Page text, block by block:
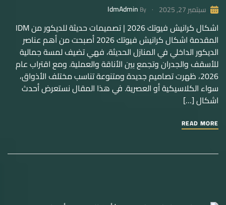
سبتمبر 27, 2025 By
IdmAdmin
اشكال كرانيش فيوتك 2026 | تصميمات حديثة للديكور من IDM
المقدمة اشكال كرانيش فيوتك 2026 أصبحت من أهم عناصر
الديكور الداخلي في المنازل الحديثة، فهي تضيف لمسة جمالية
للأسقف والجدران وتجمع بين الأناقة والعملية. ومع اقتراب عام
2026، ظهرت تصاميم جديدة ومتنوعة تناسب مختلف الأذواق،
سواء الكلاسيكية أو العصرية. في هذا المقال نستعرض أحدث
اشكال […]
READ MORE